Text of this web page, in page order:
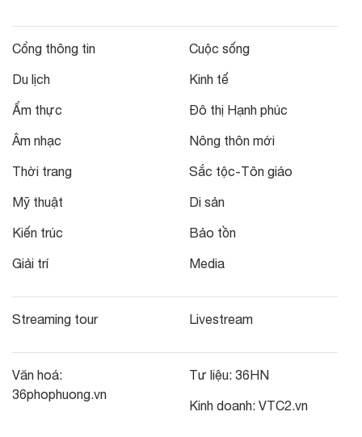
Cổng thông tin
Du lịch
Ẩm thực
Âm nhạc
Thời trang
Mỹ thuật
Kiến trúc
Giải trí
Cuộc sống
Kinh tế
Đô thị Hạnh phúc
Nông thôn mới
Sắc tộc-Tôn giáo
Di sản
Bảo tồn
Media
Streaming tour Livestream
Văn hoá:
36phophuong.vn
Tư liệu: 36HN
Kinh doanh: VTC2.vn